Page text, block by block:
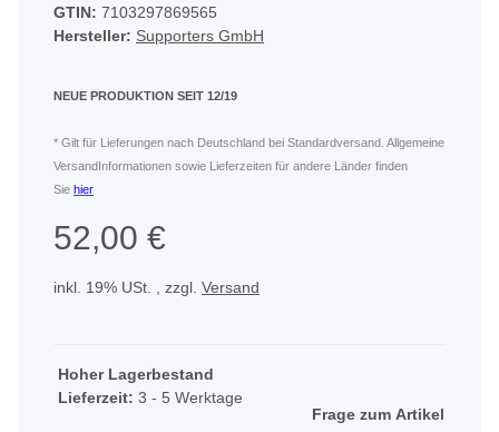
GTIN: 7103297869565
Hersteller: Supporters GmbH
NEUE PRODUKTION SEIT 12/19
* Gilt für Lieferungen nach Deutschland bei Standardversand. Allgemeine
VersandInformationen sowie Lieferzeiten für andere Länder finden
Sie hier
52,00 €
inkl. 19% USt. , zzgl. Versand
Hoher Lagerbestand
Lieferzeit: 3 - 5 Werktage
Frage zum Artikel